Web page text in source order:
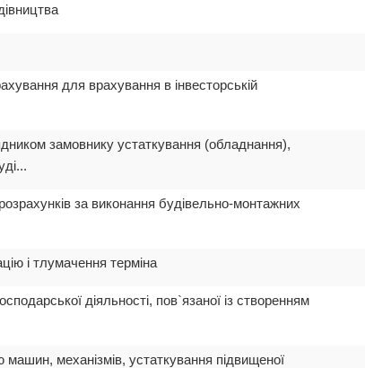
для врахування в інвесторській
замовнику устаткування (обладнання),
за виконання будівельно-монтажних
і тлумачення терміна
діяльності, пов`язаної із створенням
механізмів, устаткування підвищеної